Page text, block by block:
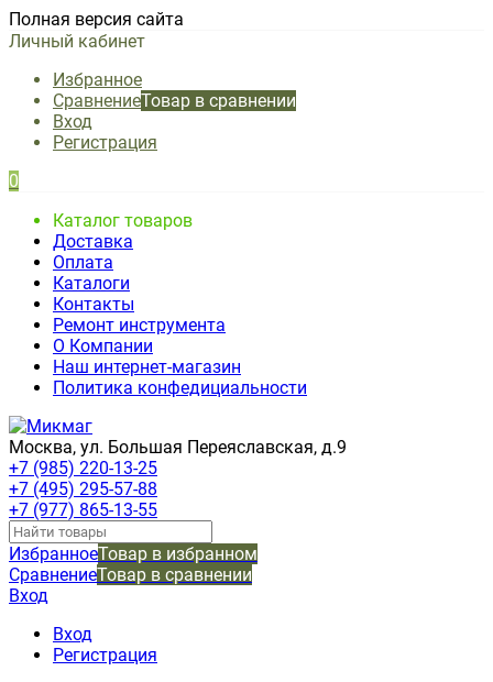
Полная версия сайта
Личный кабинет
Избранное
СравнениеТовар в сравнении
Вход
Регистрация
0
Каталог товаров
Доставка
Оплата
Каталоги
Контакты
Ремонт инструмента
О Компании
Наш интернет-магазин
Политика конфедициальности
Москва, ул. Большая Переяславская, д.9
+7 (985) 220-13-25
+7 (495) 295-57-88
+7 (977) 865-13-55
ИзбранноеТовар в избранном
СравнениеТовар в сравнении
Вход
Вход
Регистрация